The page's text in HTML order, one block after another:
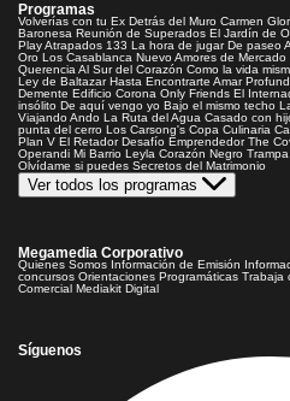
Programas
Volverías con tu Ex Detrás del Muro Carmen
Baronesa Reunión de Superados El Jardín de
PlayAtrapados 133 La hora de jugar De paseo
Oro Los Casablanca Nuevo Amores de Mercado
Querencia Al Sur del Corazón Como la vida
Ley de Baltazar Hasta Encontrarte Amar
Demente Edificio Corona Only Friends El
insólito De aquí vengo yo Bajo el mismo techo
Viajando Ando La Ruta del Agua Casado con
punta del cerro Los Carsong's Copa Culinaria
Plan V El Retador Desafío Emprendedor The
Operandi Mi Barrio Leyla Corazón Negro
Olvídame si puedes Secretos del Matrimonio
Ver todos los programas
Megamedia Corporativo
Quienes Somos Información de Emisión
concursos Orientaciones Programáticas Trabaja
Comercial Mediakit Digital
Síguenos